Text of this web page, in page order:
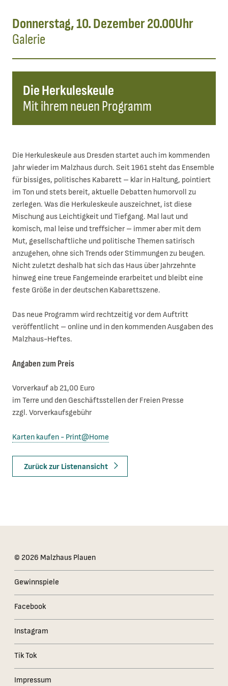
Donnerstag, 10. Dezember 20.00Uhr
Galerie
Die Herkuleskeule
Mit ihrem neuen Programm
Die Herkuleskeule aus Dresden startet auch im kommenden
Jahr wieder im Malzhaus durch. Seit 1961 steht das Ensemble
für bissiges, politisches Kabarett – klar in Haltung, pointiert
im Ton und stets bereit, aktuelle Debatten humorvoll zu
zerlegen. Was die Herkuleskeule auszeichnet, ist diese
Mischung aus Leichtigkeit und Tiefgang. Mal laut und
komisch, mal leise und treffsicher – immer aber mit dem
Mut, gesellschaftliche und politische Themen satirisch
anzugehen, ohne sich Trends oder Stimmungen zu beugen.
Nicht zuletzt deshalb hat sich das Haus über Jahrzehnte
hinweg eine treue Fangemeinde erarbeitet und bleibt eine
feste Größe in der deutschen Kabarettszene.
Das neue Programm wird rechtzeitig vor dem Auftritt
veröffentlicht – online und in den kommenden Ausgaben des
Malzhaus-Heftes.
Angaben zum Preis
Vorverkauf ab 21,00 Euro
im Terre und den Geschäftsstellen der Freien Presse
zzgl. Vorverkaufsgebühr
Karten kaufen - Print@Home
Zurück zur Listenansicht
Das Kleingedruckte
© 2026 Malzhaus Plauen
Gewinnspiele
Facebook
Instagram
Tik Tok
Impressum